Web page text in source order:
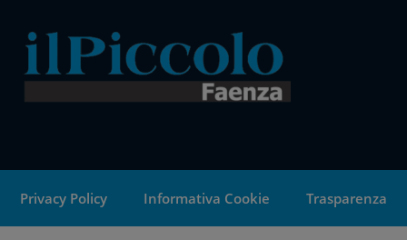
Privacy Policy Informativa Cookie Trasparenza